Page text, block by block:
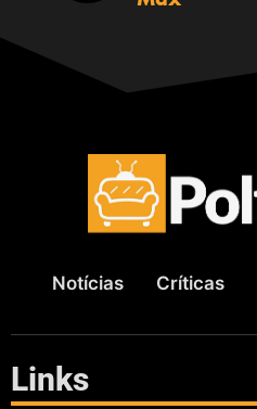
Notícias Críticas
Links